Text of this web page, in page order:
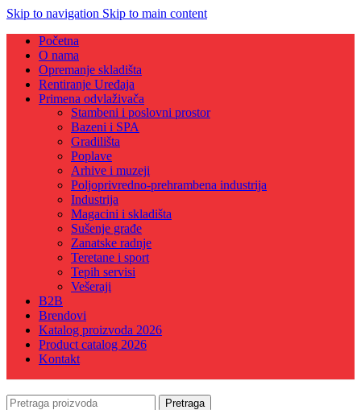
Skip to navigation Skip to main content
Početna
O nama
Opremanje skladišta
Rentiranje Uređaja
Primena odvlaživača
Stambeni i poslovni prostor
Bazeni i SPA
Gradilišta
Poplave
Arhive i muzeji
Poljoprivredno-prehrambena industrija
Industrija
Magacini i skladišta
Sušenje građe
Zanatske radnje
Teretane i sport
Tepih servisi
Vešeraji
B2B
Brendovi
Katalog proizvoda 2026
Product catalog 2026
Kontakt
Pretraga